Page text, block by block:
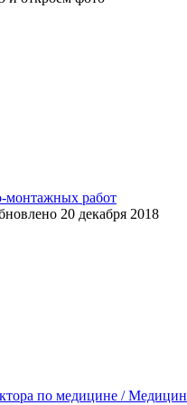
монтажных работ
20 декабря 2018
по медицине /